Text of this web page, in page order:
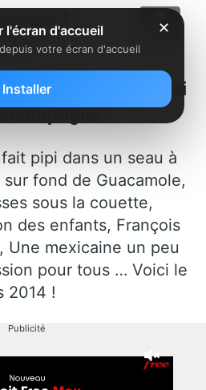
Fontenay fait pipi
pipi dans un seau à
fond de Guacamole,
sous la couette,
des enfants, François
Une mexicaine un peu
pour tous … Voici le
2014 !
Publicité
✕
l'écran d'accueil
votre écran d'accueil
Installer